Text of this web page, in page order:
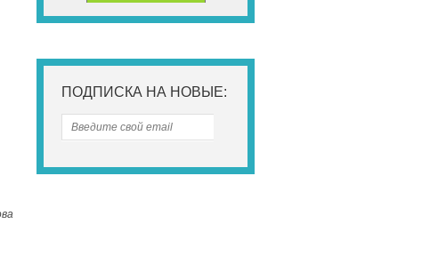
ПОДПИСКА НА НОВЫЕ: